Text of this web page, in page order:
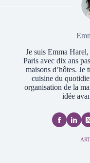
Je suis Emma
Paris avec dix ans
maisons d’hôtes. Je
cuisine du
organisation de la
idée